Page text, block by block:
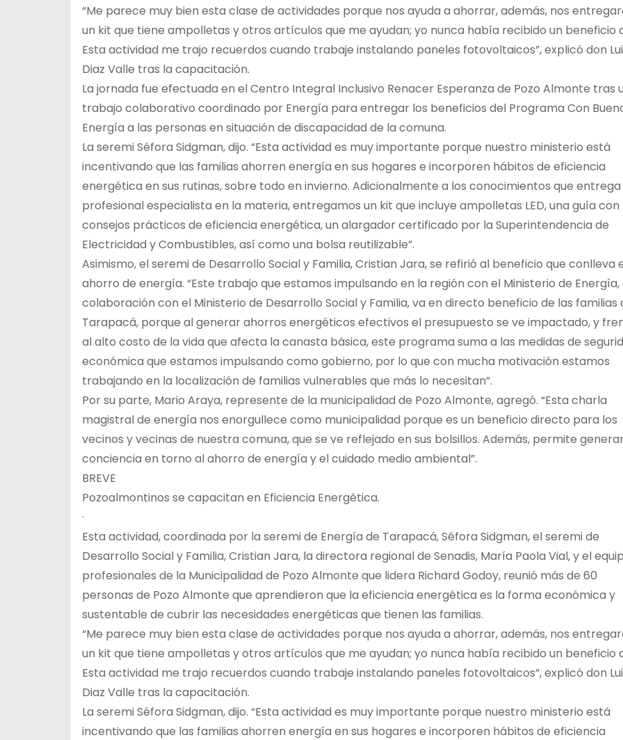
“Me parece muy bien esta clase de actividades porque nos ayuda a ahorrar, además, nos
un kit que tiene ampolletas y otros artículos que me ayudan; yo nunca había recibido un beneficio
Esta actividad me trajo recuerdos cuando trabaje instalando paneles fotovoltaicos”, explicó don
Diaz Valle tras la capacitación.
La jornada fue efectuada en el Centro Integral Inclusivo Renacer Esperanza de Pozo Almonte tras
trabajo colaborativo coordinado por Energía para entregar los beneficios del Programa Con
Energía a las personas en situación de discapacidad de la comuna.
La seremi Séfora Sidgman, dijo. “Esta actividad es muy importante porque nuestro ministerio está
incentivando que las familias ahorren energía en sus hogares e incorporen hábitos de eficiencia
energética en sus rutinas, sobre todo en invierno. Adicionalmente a los conocimientos que
profesional especialista en la materia, entregamos un kit que incluye ampolletas LED, una guía con
consejos prácticos de eficiencia energética, un alargador certificado por la Superintendencia de
Electricidad y Combustibles, así como una bolsa reutilizable”.
Asimismo, el seremi de Desarrollo Social y Familia, Cristian Jara, se refirió al beneficio que conlleva
ahorro de energía. “Este trabajo que estamos impulsando en la región con el Ministerio de Energía,
colaboración con el Ministerio de Desarrollo Social y Familia, va en directo beneficio de las familias
Tarapacá, porque al generar ahorros energéticos efectivos el presupuesto se ve impactado, y
al alto costo de la vida que afecta la canasta básica, este programa suma a las medidas de
económica que estamos impulsando como gobierno, por lo que con mucha motivación estamos
trabajando en la localización de familias vulnerables que más lo necesitan”.
Por su parte, Mario Araya, represente de la municipalidad de Pozo Almonte, agregó. “Esta charla
magistral de energía nos enorgullece como municipalidad porque es un beneficio directo para los
vecinos y vecinas de nuestra comuna, que se ve reflejado en sus bolsillos. Además, permite
conciencia en torno al ahorro de energía y el cuidado medio ambiental”.
BREVE
Pozoalmontinos se capacitan en Eficiencia Energética.
·
Esta actividad, coordinada por la seremi de Energía de Tarapacá, Séfora Sidgman, el seremi de
Desarrollo Social y Familia, Cristian Jara, la directora regional de Senadis, María Paola Vial, y el
profesionales de la Municipalidad de Pozo Almonte que lidera Richard Godoy, reunió más de 60
personas de Pozo Almonte que aprendieron que la eficiencia energética es la forma económica y
sustentable de cubrir las necesidades energéticas que tienen las familias.
“Me parece muy bien esta clase de actividades porque nos ayuda a ahorrar, además, nos
un kit que tiene ampolletas y otros artículos que me ayudan; yo nunca había recibido un beneficio
Esta actividad me trajo recuerdos cuando trabaje instalando paneles fotovoltaicos”, explicó don
Diaz Valle tras la capacitación.
La seremi Séfora Sidgman, dijo. “Esta actividad es muy importante porque nuestro ministerio está
incentivando que las familias ahorren energía en sus hogares e incorporen hábitos de eficiencia